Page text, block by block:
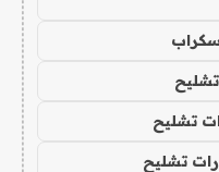
تشليح
تشليح